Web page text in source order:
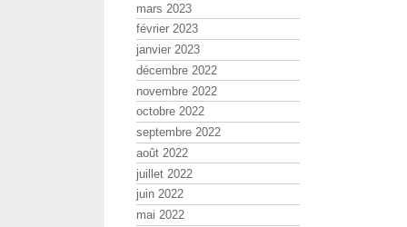
mars 2023
février 2023
janvier 2023
décembre 2022
novembre 2022
octobre 2022
septembre 2022
août 2022
juillet 2022
juin 2022
mai 2022